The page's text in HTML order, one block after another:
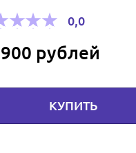
0,0
рублей
КУПИТЬ